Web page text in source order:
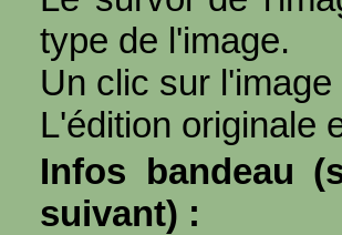
type de l'image.
Un clic sur l'image
L'édition originale
Infos bandeau
suivant) :